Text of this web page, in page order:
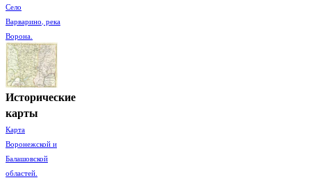
Село
Варварино, река
Ворона.
Исторические
карты
Карта
Воронежской и
Балашовской
областей.